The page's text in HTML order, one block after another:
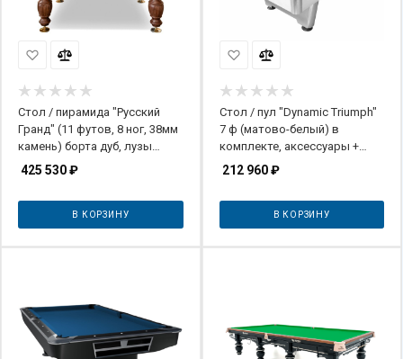
Стол / пирамида "Русский
Гранд" (11 футов, 8 ног, 38мм
камень) борта дуб, лузы
премиум
425 530₽
В КОРЗИНУ
Стол / пул "Dynamic Triumph"
7 ф (матово-белый) в
комплекте, аксессуары +
сукно
212 960₽
В КОРЗИНУ